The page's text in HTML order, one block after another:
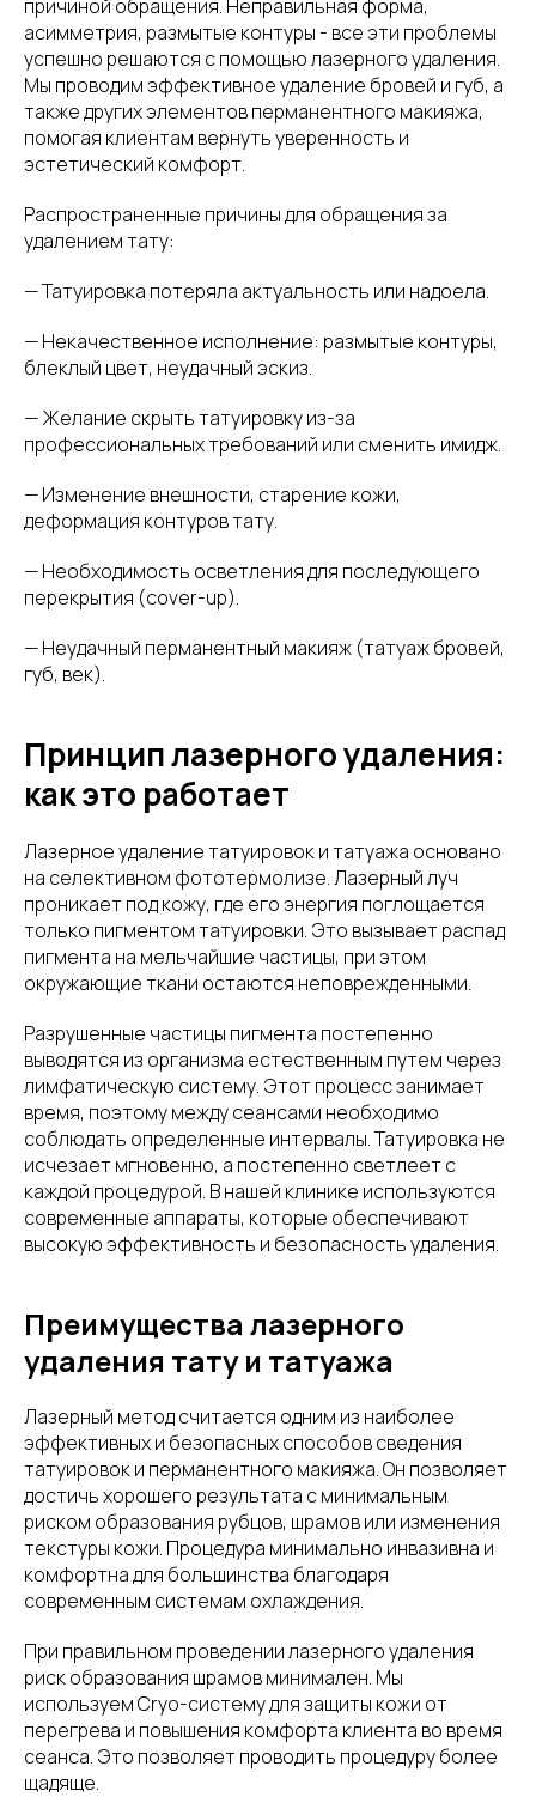
причиной обращения. Неправильная форма,
асимметрия, размытые контуры - все эти проблемы
успешно решаются с помощью лазерного удаления.
Мы проводим эффективное удаление бровей и губ, а
также других элементов перманентного макияжа,
помогая клиентам вернуть уверенность и
эстетический комфорт.
Распространенные причины для обращения за
удалением тату:
— Татуировка потеряла актуальность или надоела.
— Некачественное исполнение: размытые контуры,
блеклый цвет, неудачный эскиз.
— Желание скрыть татуировку из-за
профессиональных требований или сменить имидж.
— Изменение внешности, старение кожи,
деформация контуров тату.
— Необходимость осветления для последующего
перекрытия (cover-up).
— Неудачный перманентный макияж (татуаж бровей,
губ, век).
Принцип лазерного удаления:
как это работает
Лазерное удаление татуировок и татуажа основано
на селективном фототермолизе. Лазерный луч
проникает под кожу, где его энергия поглощается
только пигментом татуировки. Это вызывает распад
пигмента на мельчайшие частицы, при этом
окружающие ткани остаются неповрежденными.
Разрушенные частицы пигмента постепенно
выводятся из организма естественным путем через
лимфатическую систему. Этот процесс занимает
время, поэтому между сеансами необходимо
соблюдать определенные интервалы. Татуировка не
исчезает мгновенно, а постепенно светлеет с
каждой процедурой. В нашей клинике используются
современные аппараты, которые обеспечивают
высокую эффективность и безопасность удаления.
Преимущества лазерного
удаления тату и татуажа
Лазерный метод считается одним из наиболее
эффективных и безопасных способов сведения
татуировок и перманентного макияжа. Он позволяет
достичь хорошего результата с минимальным
риском образования рубцов, шрамов или изменения
текстуры кожи. Процедура минимально инвазивна и
комфортна для большинства благодаря
современным системам охлаждения.
При правильном проведении лазерного удаления
риск образования шрамов минимален. Мы
используем Cryo-систему для защиты кожи от
перегрева и повышения комфорта клиента во время
сеанса. Это позволяет проводить процедуру более
щадяще.